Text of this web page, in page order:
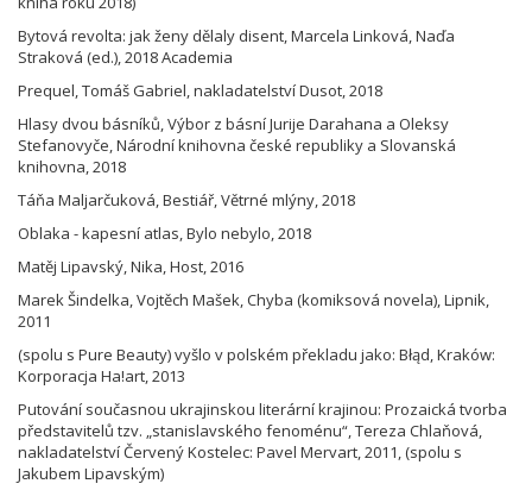
Bytová revolta: jak ženy dělaly disent, Marcela Linková, Naďa
Straková (ed.), 2018 Academia
Prequel, Tomáš Gabriel, nakladatelství Dusot, 2018
Hlasy dvou básníků, Výbor z básní Jurije Darahana a Oleksy
Stefanovyče, Národní knihovna české republiky a Slovanská
knihovna, 2018
Táňa Maljarčuková, Bestiář, Větrné mlýny, 2018
Oblaka - kapesní atlas, Bylo nebylo, 2018
Matěj Lipavský, Nika, Host, 2016
Marek Šindelka, Vojtěch Mašek, Chyba (komiksová novela), Lipnik,
2011
(spolu s Pure Beauty) vyšlo v polském překladu jako: Błąd, Kraków:
Korporacja Ha!art, 2013
Putování současnou ukrajinskou literární krajinou: Prozaická tvorba
představitelů tzv. „stanislavského fenoménu“, Tereza Chlaňová,
nakladatelství Červený Kostelec: Pavel Mervart, 2011, (spolu s
Jakubem Lipavským)